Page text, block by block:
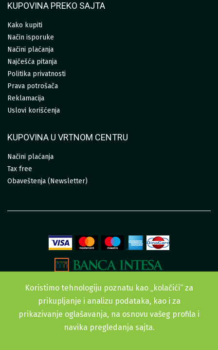
KUPOVINA PREKO SAJTA
Kako kupiti
Način isporuke
Načini plaćanja
Najčešća pitanja
Politika privatnosti
Prava potrošača
Reklamacija
Uslovi korišćenja
KUPOVINA U VRTNOM CENTRU
Načini plaćanja
Tax free
Obaveštenja (Newsletter)
Koristimo tehnologiju poznatu kao „kolačići“ za
prikupljanje i analizu podataka, kao i za
prikazivanje oglašavanja, na osnovu vašeg profila i
navika pregledanja sajta.